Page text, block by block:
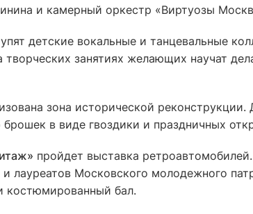
и камерный оркестр «Виртуозы
детские вокальные и танцевальные
занятиях желающих научат
зона исторической реконструкции.
в виде гвоздики и праздничных
пройдет выставка
лауреатов Московского молодежного
костюмированный бал.